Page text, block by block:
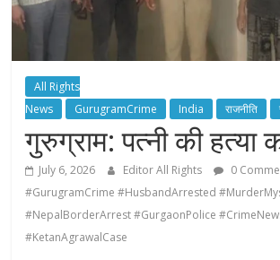
All Rights
News
GurugramCrime India राजनीति
गुरुग्राम: पत्नी की हत्या
July 6, 2026 Editor All Rights
0
#GurugramCrime #HusbandArrested
#NepalBorderArrest #GurgaonPolice
#KetanAgrawalCase